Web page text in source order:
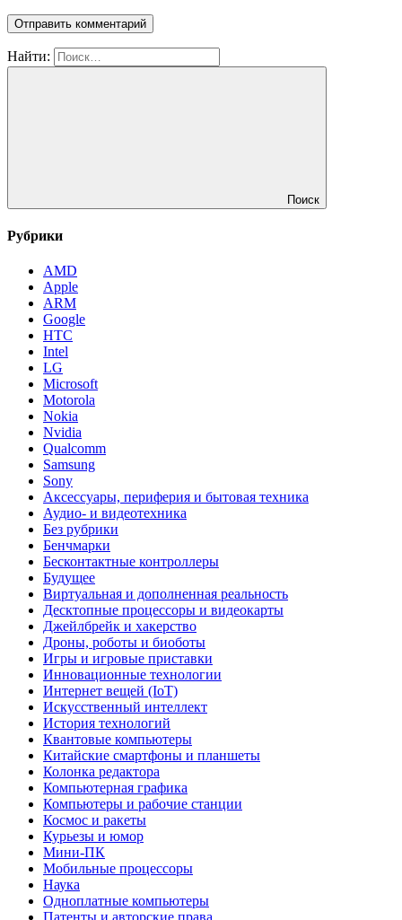
Найти:
Поиск
Рубрики
AMD
Apple
ARM
Google
HTC
Intel
LG
Microsoft
Motorola
Nokia
Nvidia
Qualcomm
Samsung
Sony
Аксессуары, периферия и бытовая техника
Аудио- и видеотехника
Без рубрики
Бенчмарки
Бесконтактные контроллеры
Будущее
Виртуальная и дополненная реальность
Десктопные процессоры и видеокарты
Джейлбрейк и хакерство
Дроны, роботы и биоботы
Игры и игровые приставки
Инновационные технологии
Интернет вещей (IoT)
Искусственный интеллект
История технологий
Квантовые компьютеры
Китайские смартфоны и планшеты
Колонка редактора
Компьютерная графика
Компьютеры и рабочие станции
Космос и ракеты
Курьезы и юмор
Мини-ПК
Мобильные процессоры
Наука
Одноплатные компьютеры